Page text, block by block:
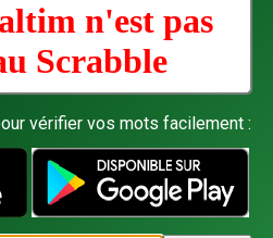
n'est pas
Scrabble
vérifier vos mots facilement :